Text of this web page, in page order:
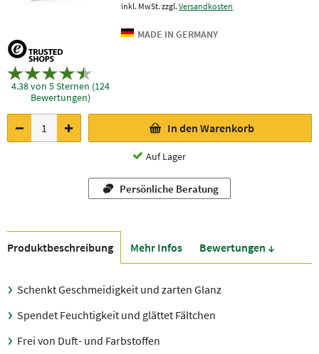
4.38 von 5 Sternen (124
Bewertungen)
inkl. MwSt. zzgl. Versandkosten
In den Warenkorb
Auf Lager
Persönliche Beratung
Produkt­beschreibung Mehr Infos Bewer­tungen ↓
Schenkt Geschmeidigkeit und zarten Glanz
Spendet Feuchtigkeit und glättet Fältchen
Frei von Duft- und Farbstoffen